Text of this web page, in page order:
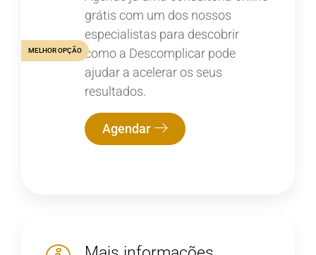
grátis com um dos nossos
especialistas para descobrir
como a Descomplicar pode
ajudar a acelerar os seus
resultados.
Agendar
MELHOR OPÇÃO